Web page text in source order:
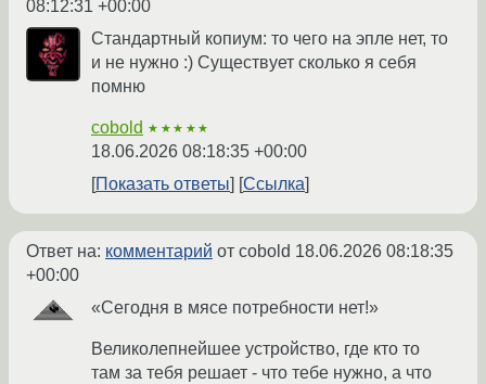
08:12:31 +00:00
Стандартный копиум: то чего на эпле нет, то
и не нужно :) Существует сколько я себя
помню
cobold ★★★★★
18.06.2026 08:18:35 +00:00
Показать ответы
Ссылка
Ответ на: комментарий от cobold 18.06.2026 08:18:35
+00:00
«Сегодня в мясе потребности нет!»
Великолепнейшее устройство, где кто то
там за тебя решает - что тебе нужно, а что